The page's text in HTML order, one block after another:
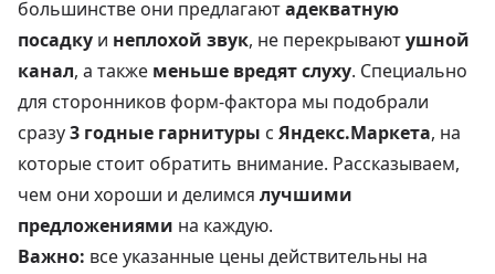
большинстве они предлагаютадекватную
посадку и неплохой звук, не перекрываютушной
канал, а также меньше вредят слуху. Специально
для сторонников форм-фактора мы подобрали
сразу3 годные гарнитуры с Яндекс.Маркета, на
которые стоит обратить внимание. Рассказываем,
чем они хороши и делимся лучшими
предложениями на каждую.
Важно: все указанные цены действительны на